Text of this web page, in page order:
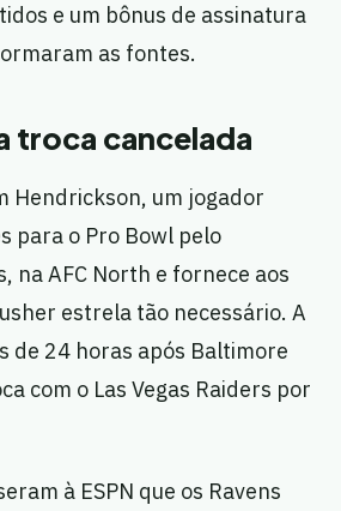
e um bônus de assinatura
as fontes.
troca cancelada
Hendrickson, um jogador
para o Pro Bowl pelo
na AFC North e fornece aos
estrela tão necessário. A
de 24 horas após Baltimore
com o Las Vegas Raiders por
à ESPN que os Ravens